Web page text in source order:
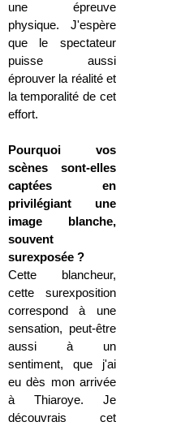
une épreuve
physique. J'espère
que le spectateur
puisse aussi
éprouver la réalité et
la temporalité de cet
effort.
Pourquoi vos
scènes sont-elles
captées en
privilégiant une
image blanche,
souvent
surexposée ?
Cette blancheur,
cette surexposition
correspond à une
sensation, peut-être
aussi à un
sentiment, que j'ai
eu dès mon arrivée
à Thiaroye. Je
découvrais cet